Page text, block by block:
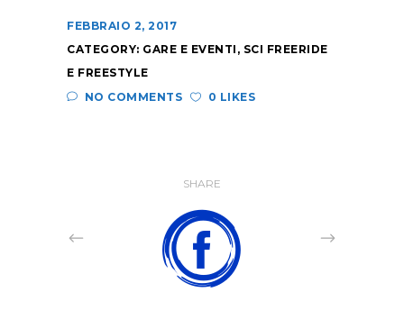
FEBBRAIO 2, 2017
CATEGORY: GARE E EVENTI , SCI FREERIDE
E FREESTYLE
NO COMMENTS
0 LIKES
SHARE